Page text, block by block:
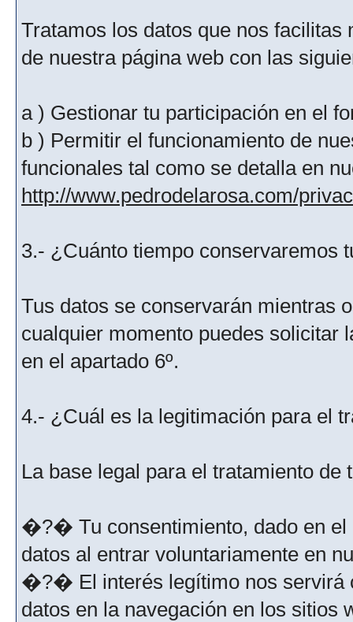
Tratamos los datos que nos
de nuestra página web con las
a ) Gestionar tu participación en el
b ) Permitir el funcionamiento de
funcionales tal como se detalla en
http://www.pedrodelarosa.com/
3.- ¿Cuánto tiempo conservaremos
Tus datos se conservarán mientras
cualquier momento puedes solicitar
en el apartado 6º.
4.- ¿Cuál es la legitimación para el
La base legal para el tratamiento
�?� Tu consentimiento, dado en el
datos al entrar voluntariamente en
�?� El interés legítimo nos servirá
datos en la navegación en los sitios